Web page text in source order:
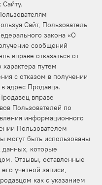
Сайт, Пользователь
закона «О
сообщений
вправе отказаться от
путем
с отказом в получении
адрес Продавца.
вправе
Пользователей по
информационного
Пользователем
могут быть использованы
данных, которые
Отзывы, оставленные
учетной записи,
как с указанием